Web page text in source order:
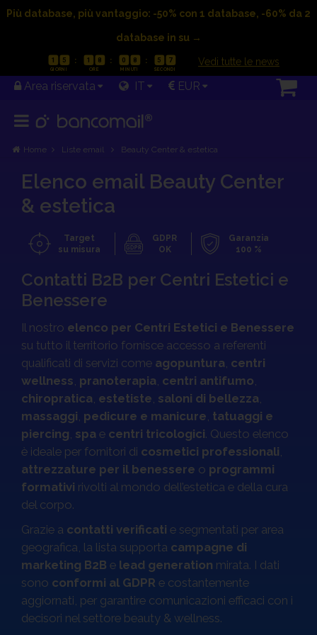
Più database, più vantaggio: -50% con 1 database, -60% da 2
database in su →
1 5 1 8 0 8 5 6 Vedi tutte le news
Area riservata IT EUR
1 5 1 8 0 7 5 7
Sempre pronti al decollo. Anche ad agosto.
Ordini, validazione e consegna sono sempre operative.
Fino al23 agosto , approfitta della promo online:
1 Database,-60% da 2 Database.
Offerta valida fino al 23 agosto 2026 esclusivamente per gli acquisti online.
Ordini, validazione e consegna sono sempre operative anche durante il periodo
estivo. Non cumulabile con altre promozioni o sconti.
Sblocca il -60%!
Home Liste email Beauty Center & estetica
Elenco email Beauty Center
& estetica
Target
su misura
GDPR
OK
Garanzia
100 %
Contatti B2B per Centri Estetici e
Benessere
Il nostro elenco per Centri Estetici e Benessere
su tutto il territorio fornisce accesso a referenti
qualificati di servizi come agopuntura, centri
wellness, pranoterapia, centri antifumo,
chiropratica, estetiste, saloni di bellezza,
massaggi, pedicure e manicure, tatuaggi e
piercing, spa e centri tricologici. Questo elenco
è ideale per fornitori di cosmetici professionali,
attrezzature per il benessere o programmi
formativi rivolti al mondo dell’estetica e della cura
del corpo.
Grazie a contatti verificati e segmentati per area
geografica, la lista supporta campagne di
marketing B2B e lead generation mirata. I dati
sono conformi al GDPR e costantemente
aggiornati, per garantire comunicazioni efficaci con i
decisori nel settore beauty & wellness.